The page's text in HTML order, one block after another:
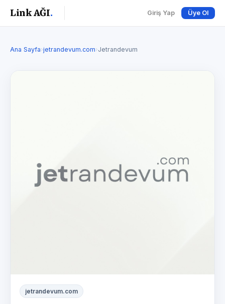
Link AĞI. Giriş Yap Üye Ol
Ana Sayfa›jetrandevum.com›Jetrandevum
jetrandevum.com